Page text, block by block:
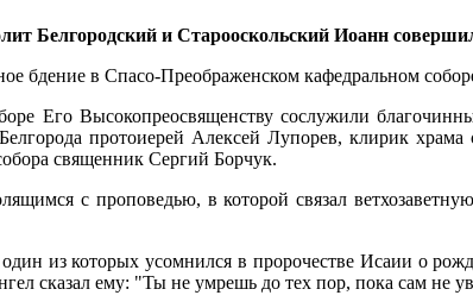
Белгородский и Старооскольский Иоанн
бдение в Спасо-Преображенском кафедральном
Его Высокопреосвященству сослужили
Белгорода протоиерей Алексей Лупорев, клирик
священник Сергий Борчук.
с проповедью, в которой связал
из которых усомнился в пророчестве Исаии о
сказал ему: "Ты не умрешь до тех пор, пока сам не